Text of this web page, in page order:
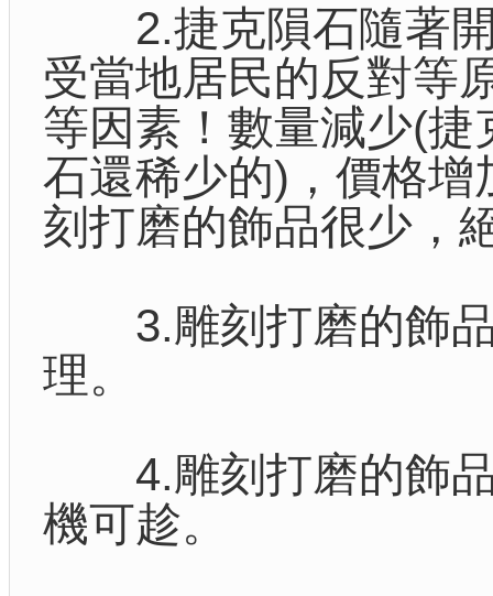
2.捷克隕石隨著開
受當地居民的反對等
等因素！數量減少(
石還稀少的)，價格
刻打磨的飾品很少，
3.雕刻打磨的飾品
理。
4.雕刻打磨的飾品
機可趁。